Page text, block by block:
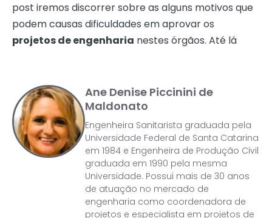
post iremos discorrer sobre as alguns motivos que
podem causas dificuldades em aprovar os
projetos de engenharia nestes órgãos. Até lá
Ane Denise Piccinini de
Maldonato
Engenheira Sanitarista graduada pela
Universidade Federal de Santa Catarina
em 1984 e Engenheira de Produção Civil
graduada em 1990 pela mesma
Universidade. Possui mais de 30 anos
de atuação no mercado de
engenharia como coordenadora de
projetos e especialista em projetos de